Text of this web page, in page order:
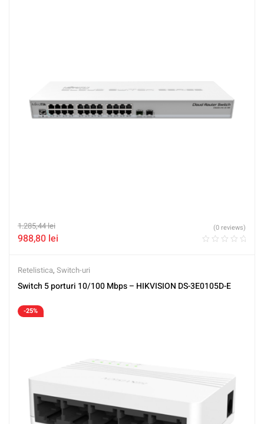
1.285,44lei
988,80 lei
(0 reviews)
Retelistica, Switch-uri
Switch 5 porturi 10/100 Mbps – HIKVISION DS-3E0105D-E
-25%